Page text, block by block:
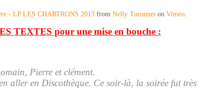
- LP LES CHARTRONS 2013 from Nelly Turonnet on Vimeo.
TEXTES pour une mise en bouche :
Pierre et clément.
aller en Discothèque. Ce soir-là, la soirée fut très